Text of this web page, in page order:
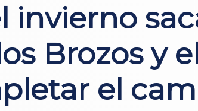
invierno
Brozos y
el